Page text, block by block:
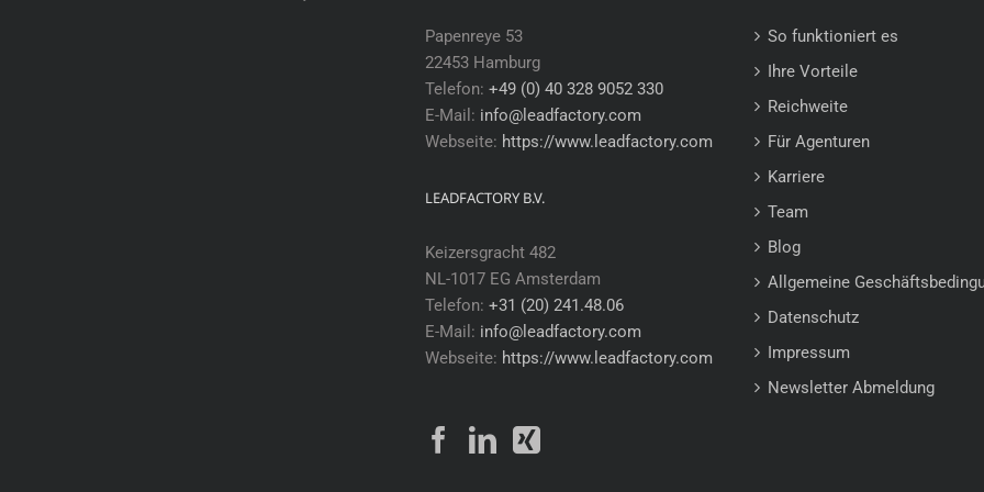
Papenreye 53
22453 Hamburg
Telefon: +49 (0) 40 328 9052 330
E-Mail: info@leadfactory.com
Webseite: https://www.leadfactory.com
LEADFACTORY B.V.
Keizersgracht 482
NL-1017 EG Amsterdam
Telefon: +31 (20) 241.48.06
E-Mail: info@leadfactory.com
Webseite: https://www.leadfactory.com
So funktioniert es
Ihre Vorteile
Reichweite
Für Agenturen
Karriere
Team
Blog
Allgemeine
Datenschutz
Impressum
Newsletter Abmeldung